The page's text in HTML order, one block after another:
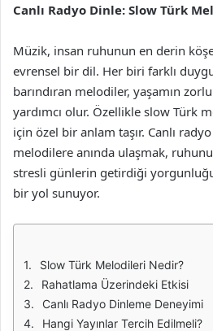
Canlı Radyo Dinle: Slow Türk
Müzik, insan ruhunun en derin
evrensel bir dil. Her biri farklı
barındıran melodiler, yaşamın
yardımcı olur. Özellikle slow Türk
için özel bir anlam taşır. Canlı
melodilere anında ulaşmak,
stresli günlerin getirdiği
bir yol sunuyor.
Slow Türk Melodileri Nedir?
Rahatlama Üzerindeki Etkisi
Canlı Radyo Dinleme Deneyimi
Hangi Yayınlar Tercih Edilmeli?